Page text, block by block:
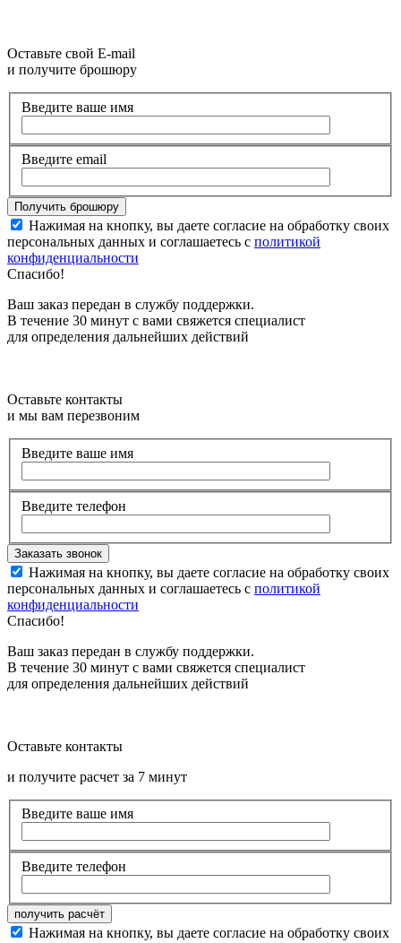
Оставьте свой E-mail
и получите брошюру
Введите ваше имя
Введите email
Нажимая на кнопку, вы даете согласие на обработку своих
персональных данных и соглашаетесь с политикой
конфиденциальности
Спасибо!
Ваш заказ передан в службу поддержки.
В течение 30 минут с вами свяжется специалист
для определения дальнейших действий
Оставьте контакты
и мы вам перезвоним
Введите ваше имя
Введите телефон
Нажимая на кнопку, вы даете согласие на обработку своих
персональных данных и соглашаетесь с политикой
конфиденциальности
Спасибо!
Ваш заказ передан в службу поддержки.
В течение 30 минут с вами свяжется специалист
для определения дальнейших действий
Оставьте контакты
и получите расчет за 7 минут
Введите ваше имя
Введите телефон
Нажимая на кнопку, вы даете согласие на обработку своих